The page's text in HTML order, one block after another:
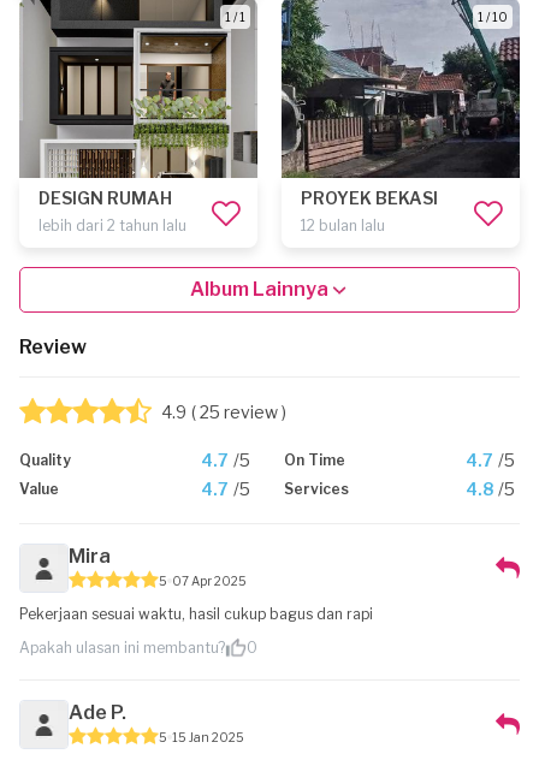
1 / 1
DESIGN RUMAH
lebih dari 2 tahun lalu
1 / 10
PROYEK BEKASI
12 bulan lalu
Album Lainnya
Review
4.9 ( 25 review )
Quality 4.7 /5 On Time 4.7 /5
Value 4.7 /5 Services 4.8 /5
Mira
5 07 Apr 2025
Pekerjaan sesuai waktu, hasil cukup bagus dan rapi
Apakah ulasan ini membantu?
0
Ade P.
5 15 Jan 2025